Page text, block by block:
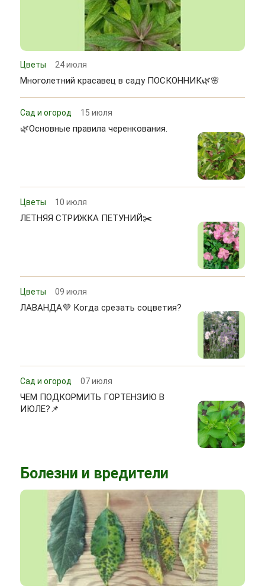
Цветы 24 июля
Многолетний красавец в саду ПОСКОННИК🌿🌸
Сад и огород 15 июля
🌿Основные правила черенкования.
Цветы 10 июля
ЛЕТНЯЯ СТРИЖКА ПЕТУНИЙ✂️
Цветы 09 июля
ЛАВАНДА💜 Когда срезать соцветия?
Сад и огород 07 июля
ЧЕМ ПОДКОРМИТЬ ГОРТЕНЗИЮ В
ИЮЛЕ?📌
Болезни и вредители